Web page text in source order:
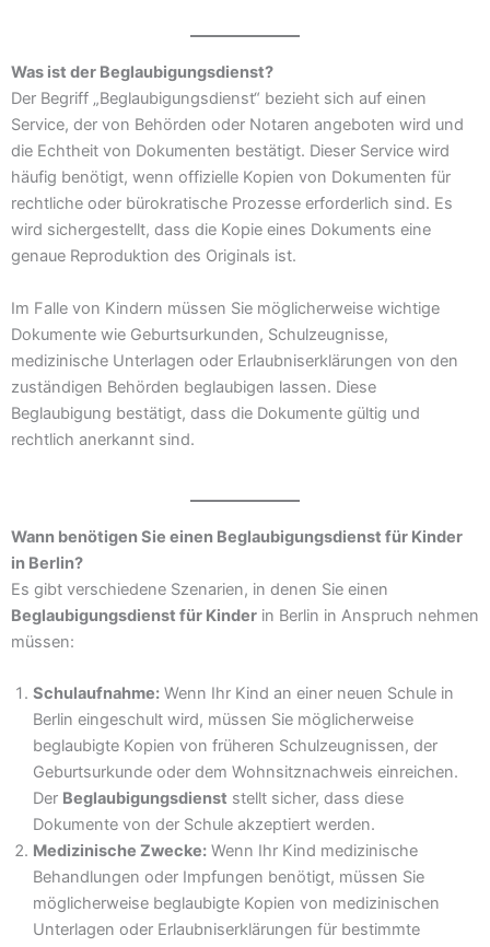
Was ist der Beglaubigungsdienst?
Der Begriff „Beglaubigungsdienst“ bezieht sich auf einen
Service, der von Behörden oder Notaren angeboten wird und
die Echtheit von Dokumenten bestätigt. Dieser Service wird
häufig benötigt, wenn offizielle Kopien von Dokumenten für
rechtliche oder bürokratische Prozesse erforderlich sind. Es
wird sichergestellt, dass die Kopie eines Dokuments eine
genaue Reproduktion des Originals ist.
Im Falle von Kindern müssen Sie möglicherweise wichtige
Dokumente wie Geburtsurkunden, Schulzeugnisse,
medizinische Unterlagen oder Erlaubniserklärungen von den
zuständigen Behörden beglaubigen lassen. Diese
Beglaubigung bestätigt, dass die Dokumente gültig und
rechtlich anerkannt sind.
Wann benötigen Sie einen Beglaubigungsdienst für Kinder
in Berlin?
Es gibt verschiedene Szenarien, in denen Sie einen
Beglaubigungsdienst für Kinder in Berlin in Anspruch nehmen
müssen:
Schulaufnahme: Wenn Ihr Kind an einer neuen Schule in
Berlin eingeschult wird, müssen Sie möglicherweise
beglaubigte Kopien von früheren Schulzeugnissen, der
Geburtsurkunde oder dem Wohnsitznachweis einreichen.
Der Beglaubigungsdienst stellt sicher, dass diese
Dokumente von der Schule akzeptiert werden.
Medizinische Zwecke: Wenn Ihr Kind medizinische
Behandlungen oder Impfungen benötigt, müssen Sie
möglicherweise beglaubigte Kopien von medizinischen
Unterlagen oder Erlaubniserklärungen für bestimmte